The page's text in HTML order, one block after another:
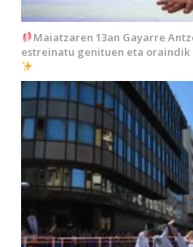
Maiatzaren 13an Gayarre
estreinatu genituen eta